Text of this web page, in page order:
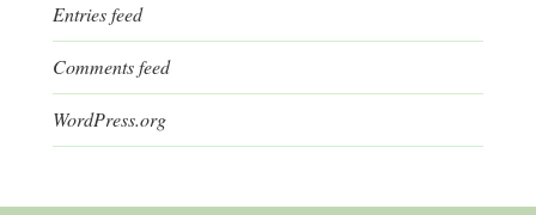
Entries feed
Comments feed
WordPress.org